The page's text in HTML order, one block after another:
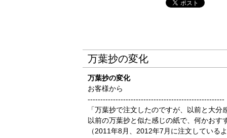
万葉抄の変化
万葉抄の変化
お客様から
------------------------------------------------------
「万葉抄で注文したのですが、以前と大
以前の万葉抄と似た感じの紙で、何かおす
（2011年8月、2012年7月に注文している